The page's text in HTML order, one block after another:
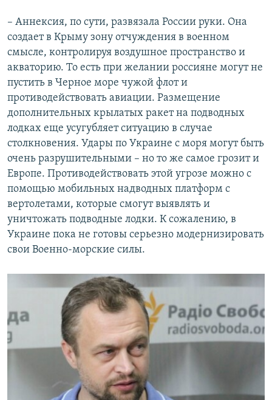
– Аннексия, по сути, развязала России руки. Она
создает в Крыму зону отчуждения в военном
смысле, контролируя воздушное пространство и
акваторию. То есть при желании россияне могут не
пустить в Черное море чужой флот и
противодействовать авиации. Размещение
дополнительных крылатых ракет на подводных
лодках еще усугубляет ситуацию в случае
столкновения. Удары по Украине с моря могут быть
очень разрушительными – но то же самое грозит и
Европе. Противодействовать этой угрозе можно с
помощью мобильных надводных платформ с
вертолетами, которые смогут выявлять и
уничтожать подводные лодки. К сожалению, в
Украине пока не готовы серьезно модернизировать
свои Военно-морские силы.